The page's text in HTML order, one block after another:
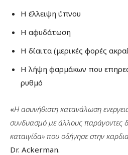
Η έλλειψη ύπνου
Η αφυδάτωση
Η δίαιτα (μερικές φορές
Η λήψη φαρμάκων που
ρυθμό
«Η ασυνήθιστη κατανάλωση
συνδυασμό με άλλους παράγοντες
καταιγίδα» που οδήγησε στην
Dr. Ackerman.